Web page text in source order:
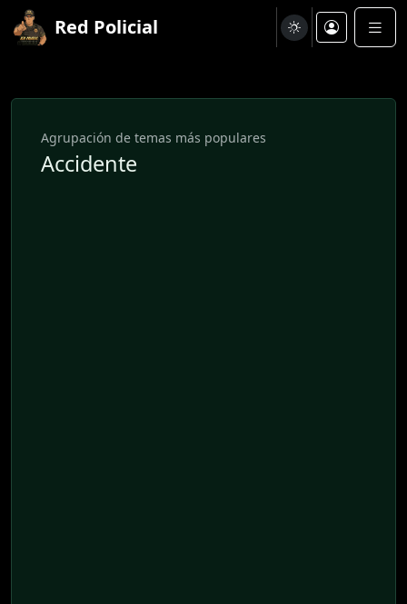
Red Policial
Agrupación de temas más populares
Accidente